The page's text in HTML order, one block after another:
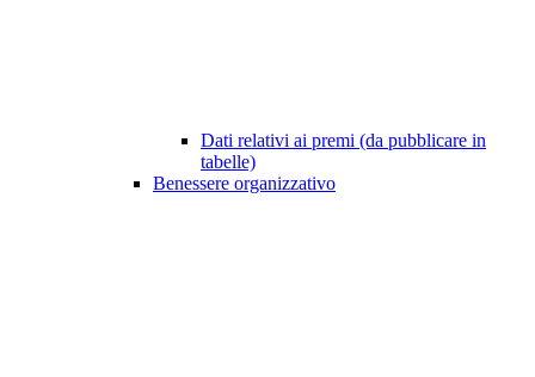
Dati relativi ai premi (da pubblicare in
tabelle)
Benessere organizzativo